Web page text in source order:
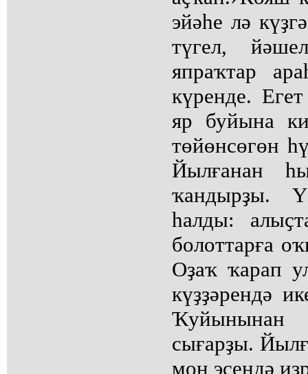
эйәһе лә
түгел,
япраҡтар
күренде.
яр буйына
төйөнсөгөн
Йылғанан
ҡандырҙы.
һалды:
болоттарға
Оҙаҡ ҡарап
күҙҙәрендә
Ҡуйынынан
сығарҙы.
моң эсендә